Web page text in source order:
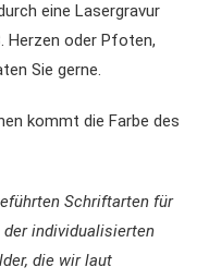
eine Lasergravur
Herzen oder Pfoten,
Sie gerne.
kommt die Farbe des
Schriftarten für
der individualisierten
die wir laut